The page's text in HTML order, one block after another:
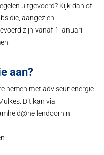
uitgevoerd? Kijk dan of
aangezien
zijn vanaf 1 januari
aan?
nemen met adviseur energie
Dit kan via